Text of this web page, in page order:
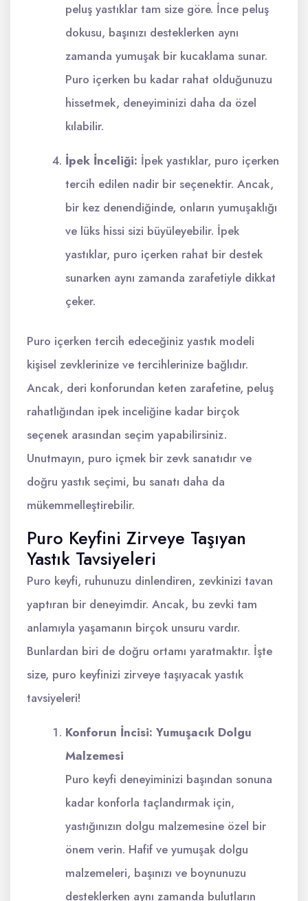
peluş yastıklar tam size göre. İnce peluş
dokusu, başınızı desteklerken aynı
zamanda yumuşak bir kucaklama sunar.
Puro içerken bu kadar rahat olduğunuzu
hissetmek, deneyiminizi daha da özel
kılabilir.
İpek İnceliği: İpek yastıklar, puro içerken
tercih edilen nadir bir seçenektir. Ancak,
bir kez denendiğinde, onların yumuşaklığı
ve lüks hissi sizi büyüleyebilir. İpek
yastıklar, puro içerken rahat bir destek
sunarken aynı zamanda zarafetiyle dikkat
çeker.
Puro içerken tercih edeceğiniz yastık modeli
kişisel zevklerinize ve tercihlerinize bağlıdır.
Ancak, deri konforundan keten zarafetine, peluş
rahatlığından ipek inceliğine kadar birçok
seçenek arasından seçim yapabilirsiniz.
Unutmayın, puro içmek bir zevk sanatıdır ve
doğru yastık seçimi, bu sanatı daha da
mükemmelleştirebilir.
Puro Keyfini Zirveye Taşıyan
Yastık Tavsiyeleri
Puro keyfi, ruhunuzu dinlendiren, zevkinizi tavan
yaptıran bir deneyimdir. Ancak, bu zevki tam
anlamıyla yaşamanın birçok unsuru vardır.
Bunlardan biri de doğru ortamı yaratmaktır. İşte
size, puro keyfinizi zirveye taşıyacak yastık
tavsiyeleri!
Konforun İncisi: Yumuşacık Dolgu
Malzemesi
Puro keyfi deneyiminizi başından sonuna
kadar konforla taçlandırmak için,
yastığınızın dolgu malzemesine özel bir
önem verin. Hafif ve yumuşak dolgu
malzemeleri, başınızı ve boynunuzu
desteklerken aynı zamanda bulutların